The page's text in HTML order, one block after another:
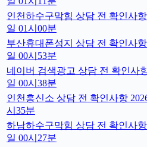
인천하수구막힘 상담 전 확인사
일 01시00분
부산휴대폰성지 상담 전 확인사
일 00시53분
네이버 검색광고 상담 전 확인사
일 00시38분
인천흥신소 상담 전 확인사항
시35분
하남하수구막힘 상담 전 확인사
일 00시27분